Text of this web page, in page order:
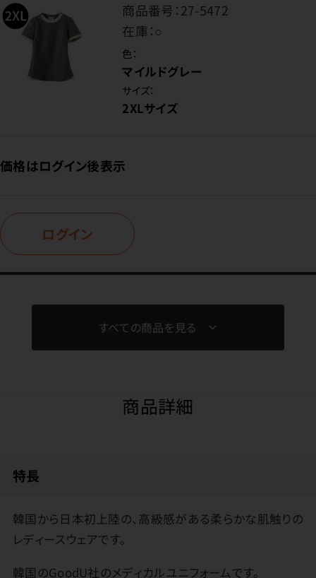
商品番号：27-5472
在庫：○
色：
マイルドグレー
サイズ：
2XLサイズ
価格はログイン後表示
ログイン
すべての商品を見る
商品詳細
特長
韓国から日本初上陸の、高級感がある柔らかな肌触りの
レディースウェアです。
韓国のGoodU社のメディカルユニフォームです。